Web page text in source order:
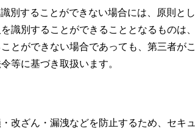
別することができない場合には、原則と
識別することができることとなるものは
とができない場合であっても、第三者が
等に基づき取扱います。
改ざん・漏洩などを防止するため、セキ